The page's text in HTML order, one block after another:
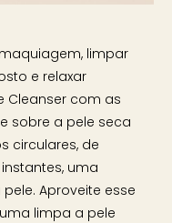
limpar
e relaxar
Cleanser com as
sobre a pele seca
circulares, de
uma
Aproveite esse
limpa a pele